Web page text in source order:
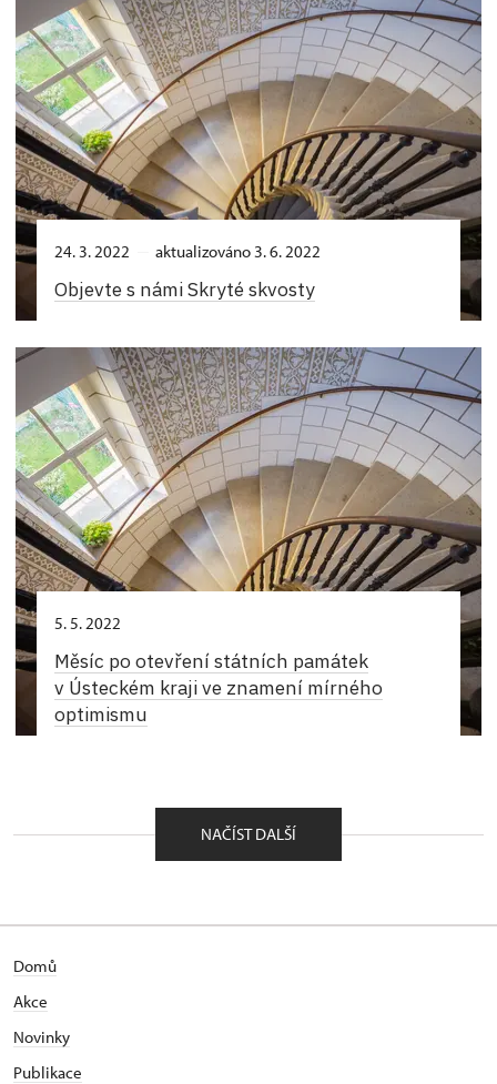
24. 3. 2022 aktualizováno 3. 6. 2022
Objevte s námi Skryté skvosty
5. 5. 2022
Měsíc po otevření státních památek
v Ústeckém kraji ve znamení mírného
optimismu
NAČÍST DALŠÍ
Domů
Akce
Novinky
Publikace